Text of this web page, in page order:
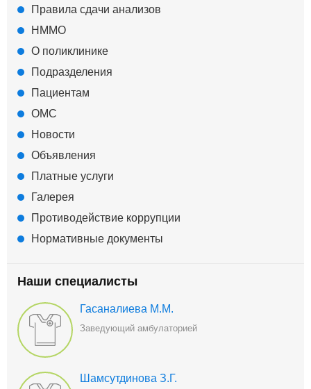
Правила сдачи анализов
НММО
О поликлинике
Подразделения
Пациентам
ОМС
Новости
Объявления
Платные услуги
Галерея
Противодействие коррупции
Нормативные документы
Наши специалисты
Гасаналиева М.М.
Заведующий амбулаторией
Шамсутдинова З.Г.